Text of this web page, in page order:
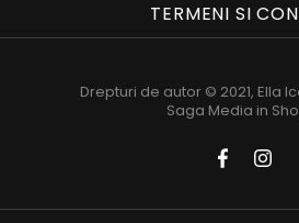
TERMENI SI
Drepturi de autor © 2021, Ella
Saga Media in